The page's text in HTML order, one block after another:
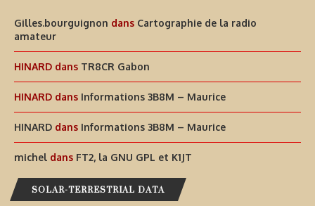
Gilles.bourguignon dans Cartographie de la radio
amateur
HINARD dans TR8CR Gabon
HINARD dans Informations 3B8M – Maurice
HINARD dans Informations 3B8M – Maurice
michel dans FT2, la GNU GPL et K1JT
SOLAR-TERRESTRIAL DATA